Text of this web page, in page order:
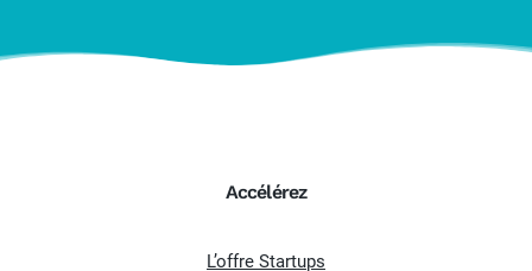
Accélérez
L’offre Startups